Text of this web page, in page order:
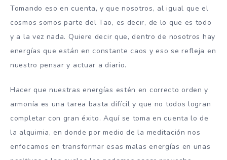
Tomando eso en cuenta, y que nosotros, al igual que el
cosmos somos parte del Tao, es decir, de lo que es todo
y a la vez nada. Quiere decir que, dentro de nosotros hay
energías que están en constante caos y eso se refleja en
nuestro pensar y actuar a diario.
Hacer que nuestras energías estén en correcto orden y
armonía es una tarea basta difícil y que no todos logran
completar con gran éxito. Aquí se toma en cuenta lo de
la alquimia, en donde por medio de la meditación nos
enfocamos en transformar esas malas energías en unas